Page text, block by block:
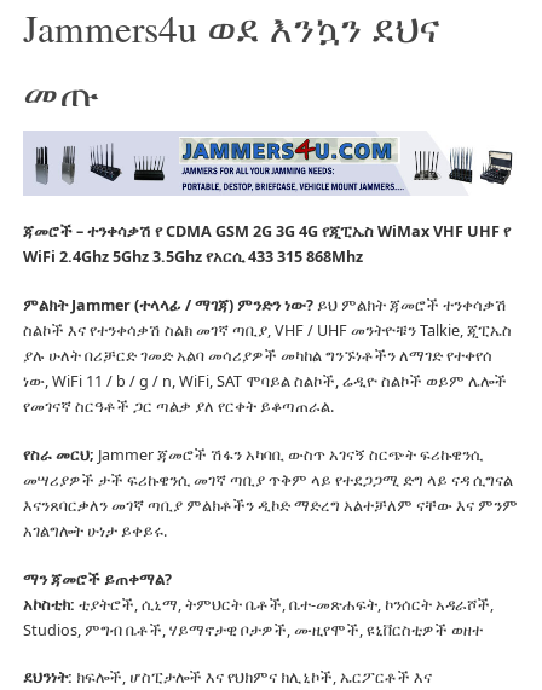
Jammers4u ወደ እንኳን ደህና
መጡ
ጃመሮች – ተንቀሳቃሽ የ CDMA GSM 2G 3G 4G የጂፒኤስ WiMax VHF UHF የ
WiFi 2.4Ghz 5Ghz 3.5Ghz የአርሲ 433 315 868Mhz
ምልክት Jammer (ተላላፊ / ማገጃ) ምንድን ነው?ይህ ምልክት ጃመሮች ተንቀሳቃሽ
ስልኮች እና የተንቀሳቃሽ ስልክ መገኛ ጣቢያ, VHF / UHF መንትዮቹን Talkie, ጂፒኤስ
ያሉ ሁለት በሪቻርድ ገመድ አልባ መሳሪያዎች መካከል ግንኙነቶችን ለማገድ የተቀየሰ
ነው, WiFi 11 / b / g / n, WiFi, SAT ሞባይል ስልኮች, ሬዲዮ ስልኮች ወይም ሌሎች
የመገናኛ ስርዓቶች ጋር ጣልቃ ያለ የርቀት ይቆጣጠራል.
የስራ መርህ; Jammer ጃመሮች ሽፋን አካባቢ ውስጥ አገናኝ ስርጭት ፍሪኩዌንሲ
መሣሪያዎች ታች ፍሪኩዌንሲ መገኛ ጣቢያ ጥቅም ላይ የተደጋጋሚ ድግ ላይ ናዳ ሲግናል
እናንጸባርቃለን መገኛ ጣቢያ ምልክቶችን ዲኮድ ማድረግ አልተቻለም ናቸው እና ምንም
አገልግሎት ሁነታ ይቀይሩ.
ማን ጃመሮች ይጠቀማል?
አኮስቲክ: ቲያትሮች, ሲኒማ, ትምህርት ቤቶች, ቤተ-መጽሐፍት, ኮንሰርት አዳራሾች,
Studios, ምግብ ቤቶች, ሃይማኖታዊ ቦታዎች, ሙዚየሞች, ዩኒቨርስቲዎች ወዘተ
ደህንነት: ክፍሎች, ሆስፒታሎች እና የህክምና ክሊኒኮች, ኤርፖርቶች እና